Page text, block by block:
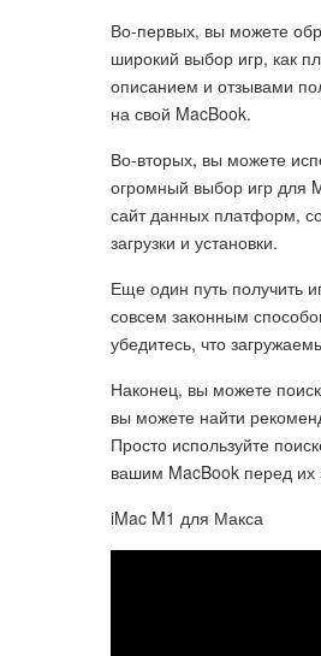
Во-первых, вы можете
широкий выбор игр, как
описанием и отзывами
на свой MacBook.
Во-вторых, вы можете
огромный выбор игр для
сайт данных платформ,
загрузки и установки.
Еще один путь получить
совсем законным
убедитесь, что
Наконец, вы можете
вы можете найти
Просто используйте
вашим MacBook перед их
iMac M1 для Макса